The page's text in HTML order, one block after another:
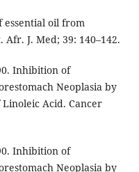
essential oil from
J. Med; 39: 140–142.
Inhibition of
Neoplasia by
Acid. Cancer
Inhibition of
Neoplasia by